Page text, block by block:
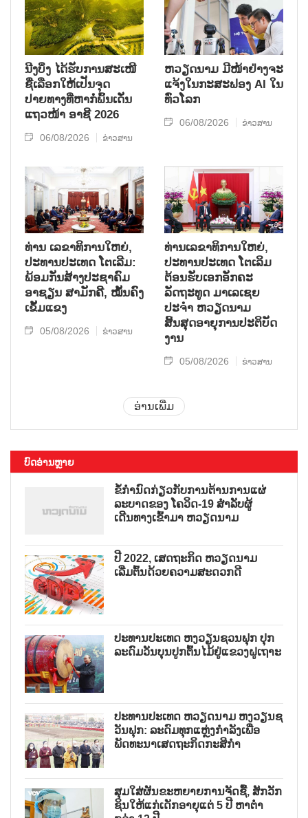
ນີງບິ່ງ ໄດ້ຮັບການສະເໜີ
ຊື່ເລືອກໃຫ້ເປັນຈຸດ
ປາຍທາງທີ່ຫາກໍ່ພົ້ນເດັ່ນ
ແຖວໜ້າ ອາຊີ 2026
06/08/2026 ຂ່າວສານ
ຫວຽດນາມ ມີໜ້າຢ່າງຈະ
ແຈ້ງໃນກະສະຟອງ AI ໃນ
ທົ່ວໂລກ
06/08/2026 ຂ່າວສານ
ທ່ານ ເລຂາທິການໃຫຍ່,
ປະທານປະເທດ ໂຕເລີມ:
ພ້ອມກັນສ້າງປະຊາຄົມ
ອາຊຽນ ສາມັກຄີ, ໝັ້ນຄົງ
ເຂັ້ມແຂງ
05/08/2026 ຂ່າວສານ
ທ່ານເລຂາທິການໃຫຍ່,
ປະທານປະເທດ ໂຕເລິມ
ຕ້ອນຮັບເອກອັກຄະ
ລັດຖະທູດ ມາເລເຊຍ
ປະຈຳ ຫວຽດນາມ
ສິ້ນສຸດອາຍຸການປະຕິບັດ
ງານ
05/08/2026 ຂ່າວສານ
ອ່ານເພີ່ມ
ບົດອ່ານຫຼາຍ
ຂໍ້ກຳນົດກ່ຽວກັບການຕ້ານການແຜ່
ລະບາດຂອງ ໂຄວິດ-19 ສຳລັບຜູ້
ເດີນທາງເຂົ້າມາ ຫວຽດນາມ
ປີ 2022, ເສດຖະກິດ ຫວຽດນາມ
ເລີ່ມຕົ້ນດ້ວຍຄວາມສະດວກດີ
ປະທານປະເທດ ຫງວຽນຊວນຟຸກ ປຸກ
ລະດົມວັນບຸນປູກຕົ້ນໄມ້ຢູ່ແຂວງຝູເຖາະ
ປະທານປະເທດ ຫວຽດນາມ ຫງວຽນຊ
ວັນຟຸກ: ລະດົມທຸກແຫຼ່ງກຳລັງເພື່ອ
ພັດທະນາເສດຖະກິດກະສິກຳ
ສຸມໃສ່ຜັນຂະຫຍາຍການຈັດຊື້, ສັກວັກ
ຊິນໃຫ້ແກ່ເດັກອາຍຸແຕ່ 5 ປີ ຫາຕ່ຳ